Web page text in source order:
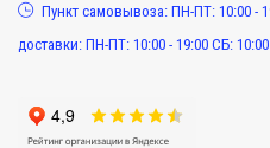
Пункт самовывоза: ПН-ПТ: 10:00 -
доставки: ПН-ПТ: 10:00 - 19:00 СБ: 10:00